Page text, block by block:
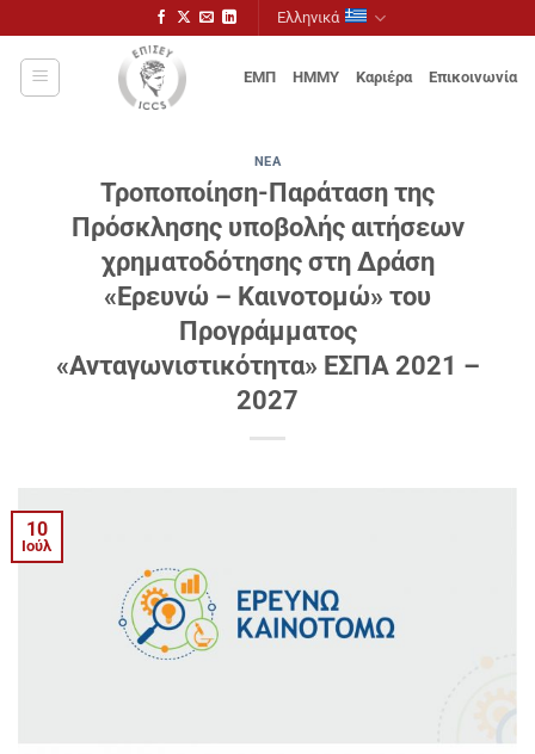
στο
περιεχόμενο
Ελληνικά
ΕΜΠ ΗΜΜΥ Καριέρα Επικοινωνία
ΝΈΑ
Τροποποίηση-Παράταση της
Πρόσκλησης υποβολής αιτήσεων
χρηματοδότησης στη Δράση
«Ερευνώ – Καινοτομώ» του
Προγράμματος
«Ανταγωνιστικότητα» ΕΣΠΑ 2021 –
2027
10
Ιούλ